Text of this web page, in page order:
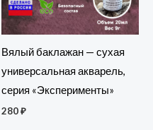
Вялый баклажан — сухая
универсальная акварель,
серия «Эксперименты»
280₽